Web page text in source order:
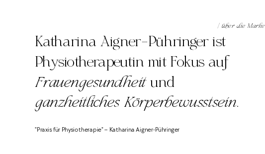
Katharina Aigner-Pühringer ist
Frauengesundheit und
ganzheitliches Körperbewusstsein.
"Praxis für Physiotherapie" – Katharina Aigner-Pühringer
| über die Marke